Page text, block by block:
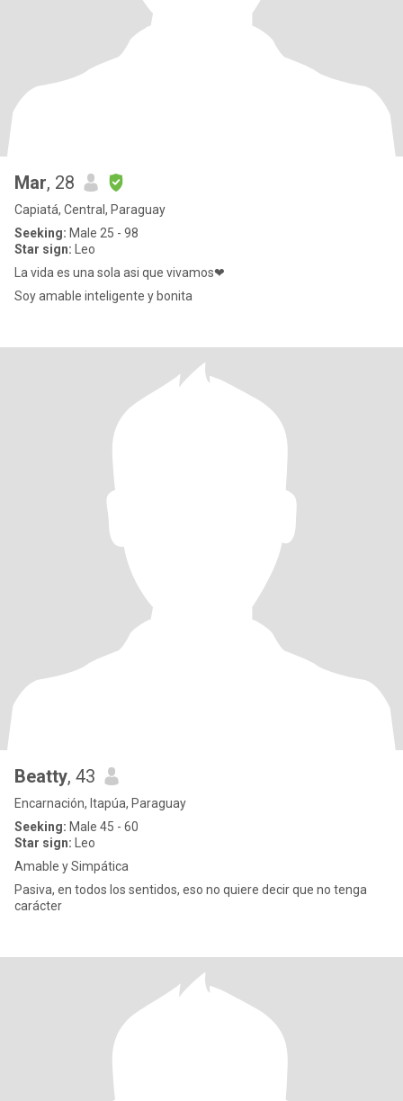
Mar, 28
Capiatá, Central, Paraguay
Seeking: Male 25 - 98
Star sign: Leo
La vida es una sola asi que vivamos❤
Soy amable inteligente y bonita
Beatty, 43
Encarnación, Itapúa, Paraguay
Seeking: Male 45 - 60
Star sign: Leo
Amable y Simpática
Pasiva, en todos los sentidos, eso no quiere decir que no tenga
carácter